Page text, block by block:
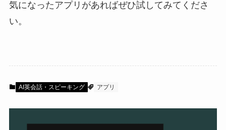
気になったアプリがあればぜひ試してみてくださ
い。
AI英会話・スピーキング アプリ